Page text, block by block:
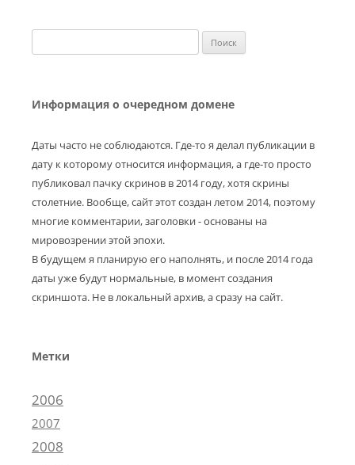
Информация о очередном домене
Даты часто не соблюдаются. Где-то я делал публикации в
дату к которому относится информация, а где-то просто
публиковал пачку скринов в 2014 году, хотя скрины
столетние. Вообще, сайт этот создан летом 2014, поэтому
многие комментарии, заголовки - основаны на
мировозрении этой эпохи.
В будущем я планирую его наполнять, и после 2014 года
даты уже будут нормальные, в момент создания
скриншота. Не в локальный архив, а сразу на сайт.
Метки
2006
2007
2008